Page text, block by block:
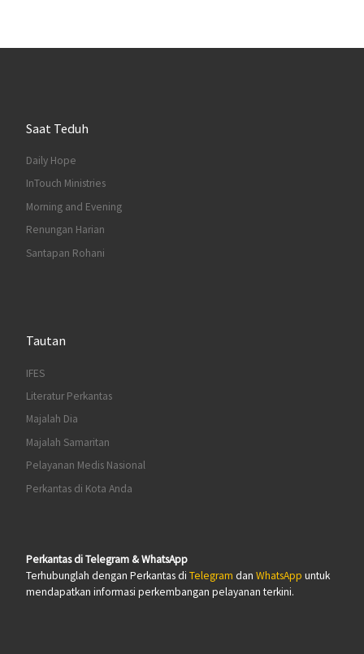
Saat Teduh
Daily Hope
InTouch Ministries
Morning and Evening
Renungan Harian
Santapan Rohani
Tautan
IFES
Literatur Perkantas
Majalah Dia
Majalah Samaritan
Pelayanan Medis Nasional
Perkantas di Kota Anda
Perkantas di Telegram & WhatsApp
Terhubunglah dengan Perkantas di Telegram dan WhatsApp untuk
mendapatkan informasi perkembangan pelayanan terkini.